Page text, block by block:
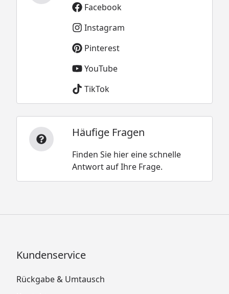
Facebook
Instagram
Pinterest
YouTube
TikTok
Häufige Fragen
Finden Sie hier eine schnelle
Antwort auf Ihre Frage.
Kundenservice
Rückgabe & Umtausch